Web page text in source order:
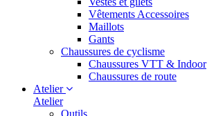
Vêtements Accessoires
Maillots
Gants
Chaussures de cyclisme
Chaussures VTT & Indoor
Chaussures de route
Atelier
Atelier
Outils